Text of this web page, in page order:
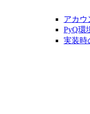
アカウ
PyQ環
実装時